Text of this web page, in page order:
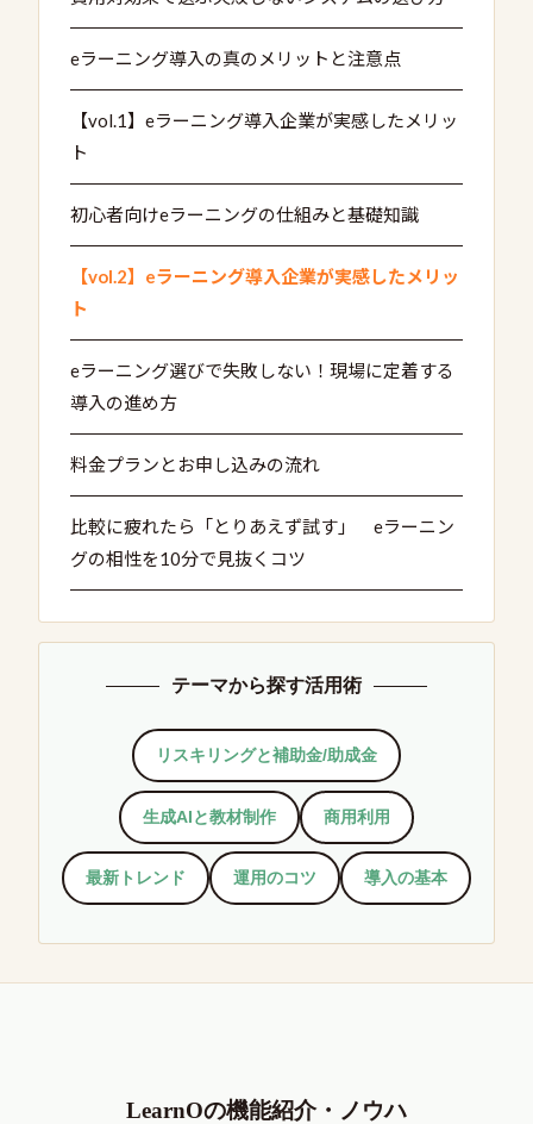
eラーニング導入の真のメリットと注意点
【vol.1】eラーニング導入企業が実感したメリッ
ト
初心者向けeラーニングの仕組みと基礎知識
【vol.2】eラーニング導入企業が実感したメリッ
ト
eラーニング選びで失敗しない！現場に定着する
導入の進め方
料金プランとお申し込みの流れ
比較に疲れたら「とりあえず試す」 eラーニン
グの相性を10分で見抜くコツ
テーマから探す活用術
リスキリングと補助金/助成金
生成AIと教材制作 商用利用
最新トレンド 運用のコツ 導入の基本
LearnOの機能紹介・ノウハ